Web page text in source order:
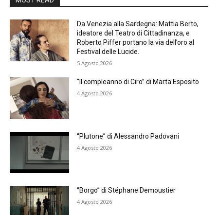
Da Venezia alla Sardegna: Mattia Berto,
ideatore del Teatro di Cittadinanza, e
Roberto Piffer portano la via dell’oro al
Festival delle Lucide.
5 Agosto 2026
“Il compleanno di Ciro” di Marta Esposito
4 Agosto 2026
“Plutone” di Alessandro Padovani
4 Agosto 2026
“Borgo” di Stéphane Demoustier
4 Agosto 2026